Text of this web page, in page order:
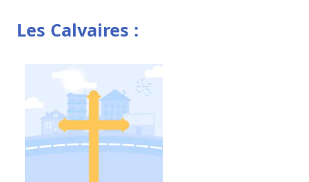
Les Calvaires :